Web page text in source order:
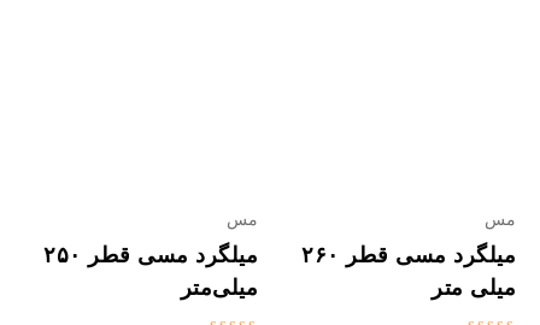
مس
میلگرد مسی قطر ۲۶۰
میلی متر
مس
میلگرد مسی قطر ۲۵۰
میلی‌متر